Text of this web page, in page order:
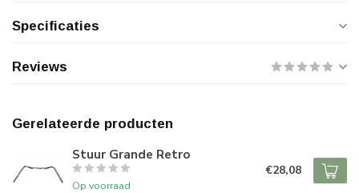
Specificaties
Reviews
Gerelateerde producten
Stuur Grande Retro
Op voorraad
€28,08